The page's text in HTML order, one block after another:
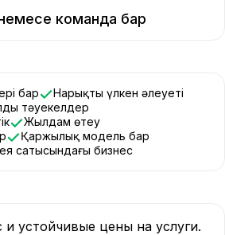
команда бар
бар
Нарықтың үлкен әлеуеті
тәуекелдер
Жылдам өтеу
Қаржылық модель бар
сатысындағы бизнес
устойчивые цены на услуги.